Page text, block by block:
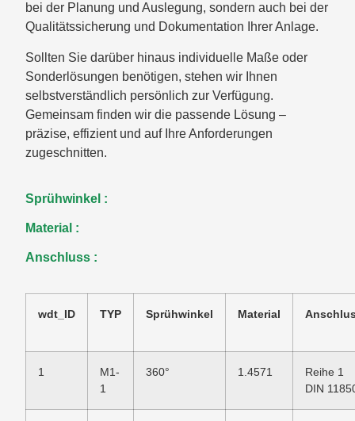
bei der Planung und Auslegung, sondern auch bei der
Qualitätssicherung und Dokumentation Ihrer Anlage.
Sollten Sie darüber hinaus individuelle Maße oder
Sonderlösungen benötigen, stehen wir Ihnen
selbstverständlich persönlich zur Verfügung.
Gemeinsam finden wir die passende Lösung –
präzise, effizient und auf Ihre Anforderungen
zugeschnitten.
Sprühwinkel :
Material :
Anschluss :
wdt_ID TYP Sprühwinkel Material
1
M1-
1
360° 1.4571
Reihe 1
DIN